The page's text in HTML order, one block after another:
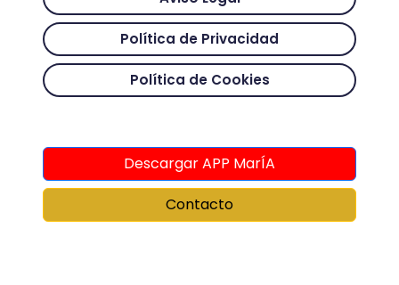
Política de Privacidad
Política de Cookies
Descargar APP MarÍA
Contacto